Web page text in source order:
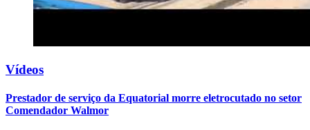
Vídeos
Prestador de serviço da Equatorial morre eletrocutado no setor
Comendador Walmor